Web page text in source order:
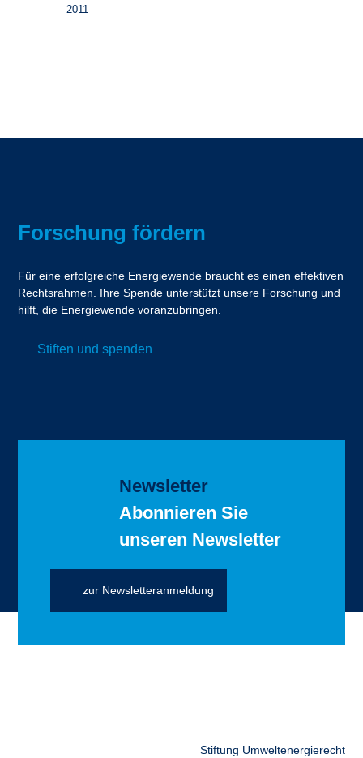
2011
Forschung fördern
Für eine erfolgreiche Energiewende braucht es einen effektiven
Rechtsrahmen. Ihre Spende unterstützt unsere Forschung und
hilft, die Energiewende voranzubringen.
Stiften und spenden
Newsletter
Abonnieren Sie
unseren Newsletter
zur Newsletteranmeldung
Stiftung Umweltenergierecht